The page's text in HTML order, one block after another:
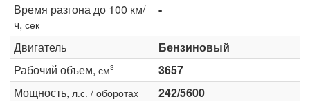
Время разгона до 100 км/
ч, сек
-
Двигатель
Бензиновый
Рабочий объем, см3
3657
Мощность, л.с. / оборотах
242/5600